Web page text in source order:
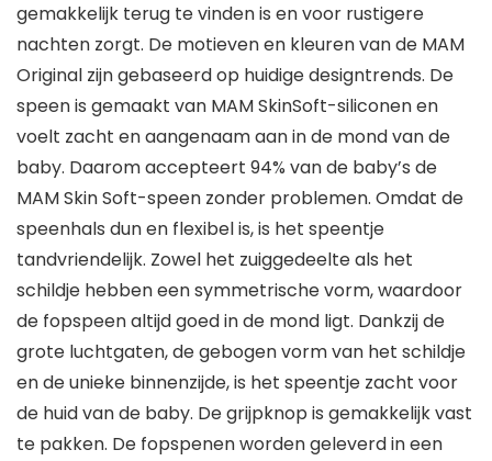
gemakkelijk terug te vinden is en voor rustigere
nachten zorgt. De motieven en kleuren van de MAM
Original zijn gebaseerd op huidige designtrends. De
speen is gemaakt van MAM SkinSoft-siliconen en
voelt zacht en aangenaam aan in de mond van de
baby. Daarom accepteert 94% van de baby’s de
MAM Skin Soft-speen zonder problemen. Omdat de
speenhals dun en flexibel is, is het speentje
tandvriendelijk. Zowel het zuiggedeelte als het
schildje hebben een symmetrische vorm, waardoor
de fopspeen altijd goed in de mond ligt. Dankzij de
grote luchtgaten, de gebogen vorm van het schildje
en de unieke binnenzijde, is het speentje zacht voor
de huid van de baby. De grijpknop is gemakkelijk vast
te pakken. De fopspenen worden geleverd in een